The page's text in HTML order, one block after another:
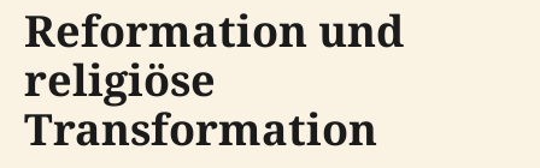
Reformation und
religiöse
Transformation